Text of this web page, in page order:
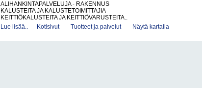
ALIHANKINTAPALVELUJA - RAKENNUS
KALUSTEITA JA KALUSTETOIMITTAJIA
KEITTIÖKALUSTEITA JA KEITTIÖVARUSTEITA..
Lue lisää..
Kotisivut Tuotteet ja palvelut Näytä kartalla